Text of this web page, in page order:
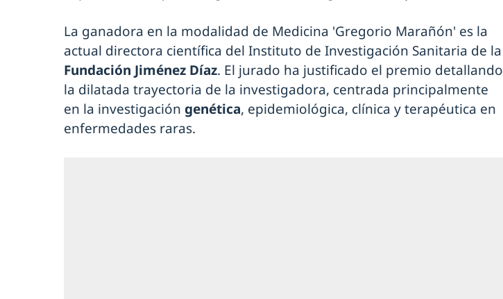
La ganadora en la modalidad de Medicina 'Gregorio Marañón' es la
actual directora científica del Instituto de Investigación Sanitaria de la
Fundación Jiménez Díaz. El jurado ha justificado el premio detallando
la dilatada trayectoria de la investigadora, centrada principalmente
en la investigación genética, epidemiológica, clínica y terapéutica en
enfermedades raras.